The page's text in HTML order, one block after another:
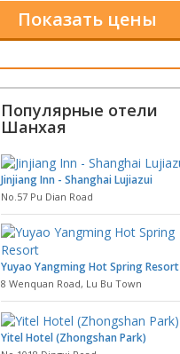
Популярные отели
Шанхая
Jinjiang Inn - Shanghai Lujiazui
No.57 Pu Dian Road
Yuyao Yangming Hot Spring Resort
8 Wenquan Road, Lu Bu Town
Yitel Hotel (Zhongshan Park)